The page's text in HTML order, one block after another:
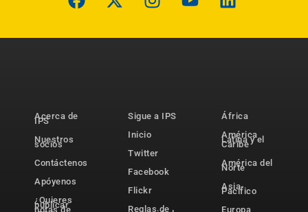
Acerca de
IPS
Nuestros
socios
Contáctenos
Apóyenos
¿Quieres
publicar
notas de
Sigue a IPS
Inicio
Twitter
Facebook
Flickr
Reglas de
África
América
Latina y el
Caribe
América del
Norte
Asia-
Pacífico
Europa